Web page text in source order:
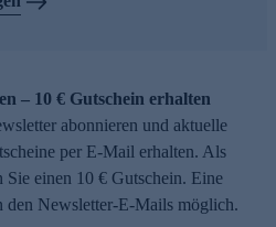
– 10 € Gutschein erhalten
abonnieren und aktuelle
per E-Mail erhalten. Als
Sie einen 10 € Gutschein. Eine
den Newsletter-E-Mails möglich.